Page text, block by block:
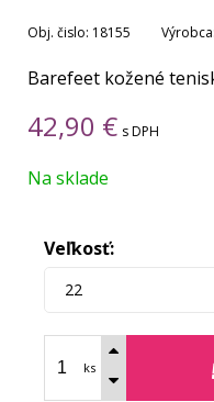
Obj. čislo: 18155 Výrobca:
Barefeet kožené
42,90 € s DPH
Na sklade
Veľkosť:
22
ks